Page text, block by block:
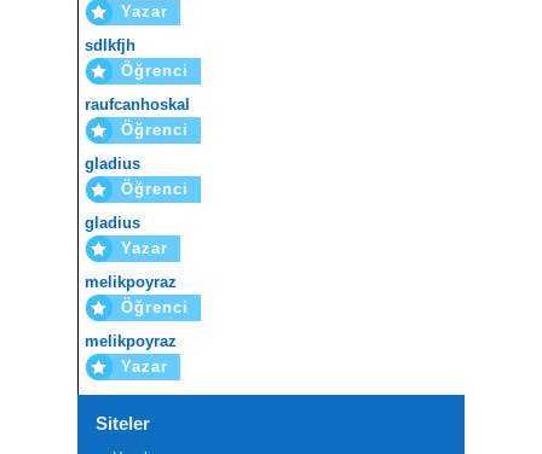
Yazar
sdlkfjh
Öğrenci
raufcanhoskal
Öğrenci
gladius
Öğrenci
gladius
Yazar
melikpoyraz
Öğrenci
melikpoyraz
Yazar
Siteler